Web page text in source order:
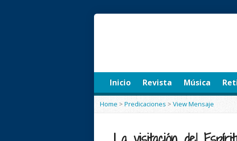
Inicio Revista Música
Home > Predicaciones > View Mensaje